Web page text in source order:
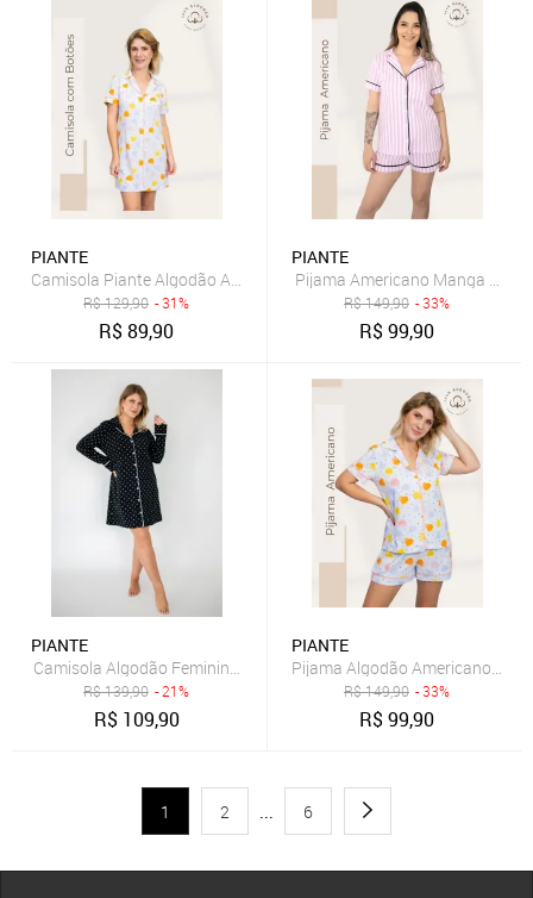
PIANTE
Camisola Piante Algodão Americana Feminina Manga Curta
R$129,90 - 31%
R$89,90
PIANTE
Pijama Americano Manga
R$149,90 - 33%
R$99,90
PIANTE
Camisola Algodão Feminino Manga Longa Fabiola – Preto Poá
R$139,90 - 21%
R$ 109,90
PIANTE
Pijama Algodão Americano
R$149,90 - 33%
R$99,90
1 2 ... 6